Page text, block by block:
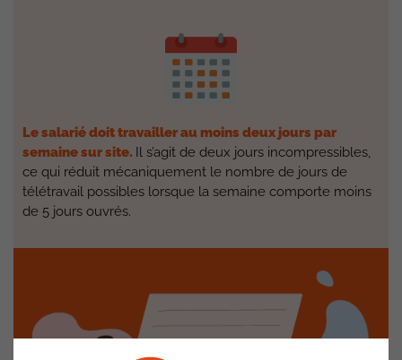
Le salarié doit travailler au moins deux jours par
semaine sur site. Il s’agit de deux jours incompressibles,
ce qui réduit mécaniquement le nombre de jours de
télétravail possibles lorsque la semaine comporte moins
de 5 jours ouvrés.